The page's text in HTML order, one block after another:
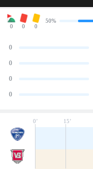
0 0 0
50%
0
0
0
0
0’ 15’